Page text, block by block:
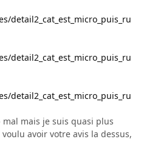
detail2_cat_est_micro_puis_ru
detail2_cat_est_micro_puis_ru
detail2_cat_est_micro_puis_ru
mais je suis quasi plus
avoir votre avis la dessus,